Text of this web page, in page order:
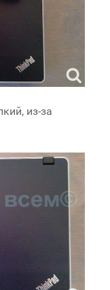
из-за